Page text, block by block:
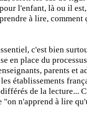
l'enfant, là ou il
à lire, comment
c'est bien
en place du
parents et
établissements
de la lecture...
"on n'apprend à lire